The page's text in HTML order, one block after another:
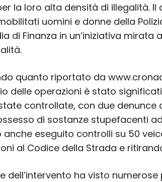
la loro alta densità di illegalità. Il
uomini e donne della
di Finanza in un’iniziativa
quanto riportato da
delle operazioni è stato
controllate, con due denunce
di sostanze stupefacenti
anche eseguito controlli su 50
al Codice della Strada e
dell’intervento ha visto